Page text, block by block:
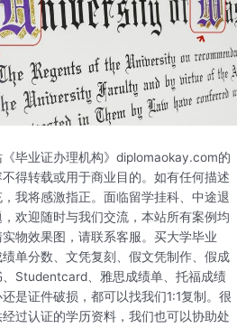
毕业证办理机构》diplomaokay.com的
得转载或用于商业目的。如有任何描述
我将感激指正。面临留学挂科、中途退
欢迎随时与我们交流，本站所有案例均
物效果图，请联系客服。买大学毕业
单分数、文凭复刻、假文凭制作、假成
Studentcard、雅思成绩单、托福成绩
是证件破损，都可以找我们1:1复制。很
过认证的学历资料，我们也可以协助处